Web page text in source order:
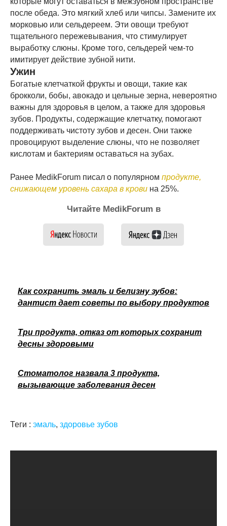
после обеда. Это мягкий хлеб или чипсы. Замените их
морковью или сельдереем. Эти овощи требуют
тщательного пережевывания, что стимулирует
выработку слюны. Кроме того, сельдерей чем-то
имитирует действие зубной нити.
Ужин
Богатые клетчаткой фрукты и овощи, такие как
брокколи, бобы, авокадо и цельные зерна, невероятно
важны для здоровья в целом, а также для здоровья
зубов. Продукты, содержащие клетчатку, помогают
поддерживать чистоту зубов и десен. Они также
провоцируют выделение слюны, что не позволяет
кислотам и бактериям оставаться на зубах.
Ранее MedikForum писал о популярном продукте,
снижающем уровень сахара в крови на 25%.
Читайте MedikForum в
Как сохранить эмаль и белизну зубов:
дантист дает советы по выбору продуктов
Три продукта, отказ от которых сохранит
десны здоровыми
Стоматолог назвала 3 продукта,
вызывающие заболевания десен
Теги : эмаль, здоровье зубов